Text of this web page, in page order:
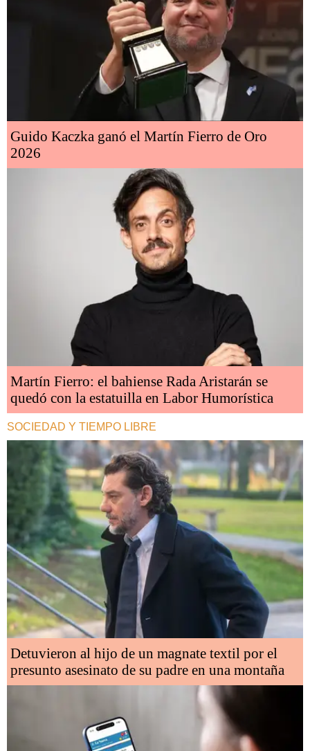
Guido Kaczka ganó el Martín Fierro de Oro
2026
Martín Fierro: el bahiense Rada Aristarán se
quedó con la estatuilla en Labor Humorística
SOCIEDAD Y TIEMPO LIBRE
Detuvieron al hijo de un magnate textil por el
presunto asesinato de su padre en una montaña